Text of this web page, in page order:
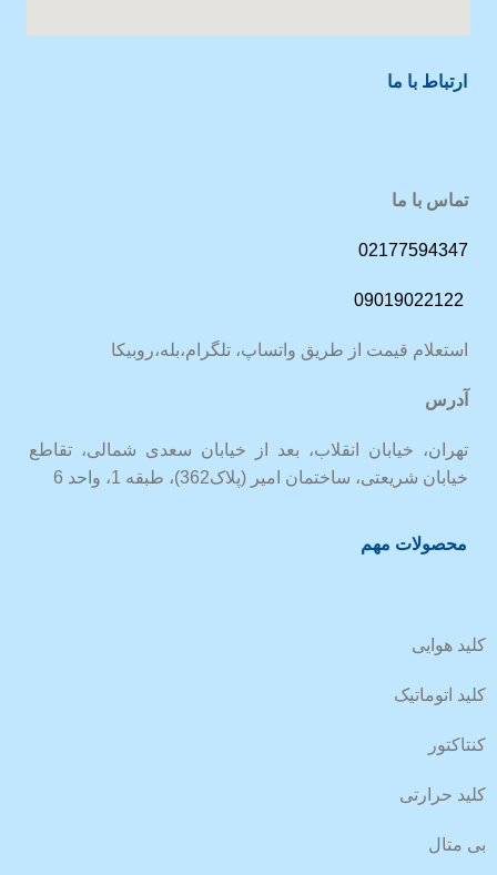
ارتباط با ما
تماس با ما
02177594347
09019022122
استعلام قیمت از طریق واتساپ، تلگرام،بله،روبیکا
آدرس
تهران، خیابان انقلاب، بعد از خیابان سعدی شمالی، تقاطع
خیابان شریعتی، ساختمان امیر (پلاک362)، طبقه 1، واحد 6
محصولات مهم
کلید هوایی
کلید اتوماتیک
کنتاکتور
کلید حرارتی
بی متال